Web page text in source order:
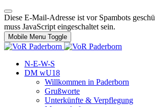
Diese E-Mail-Adresse ist vor Spambots
muss JavaScript eingeschaltet sein.
Mobile Menu Toggle
N-E-W-S
DM wU18
Willkommen in Paderborn
Grußworte
Unterkünfte & Verpflegung